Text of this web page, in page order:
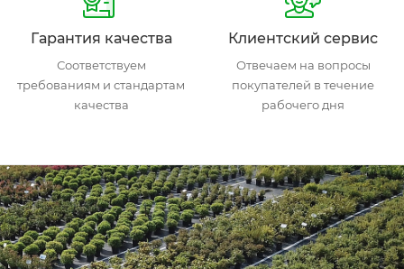
Гарантия качества
Соответствуем
требованиям и стандартам
качества
Клиентский сервис
Отвечаем на вопросы
покупателей в течение
рабочего дня